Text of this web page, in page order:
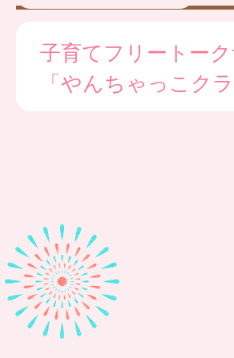
子育てフリートー
「やんちゃっこクラ